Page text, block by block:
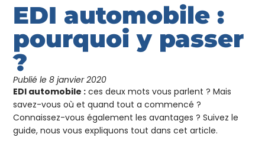
EDI automobile :
pourquoi y passer
?
Publié le 8 janvier 2020
EDI automobile : ces deux mots vous parlent ? Mais
savez-vous où et quand tout a commencé ?
Connaissez-vous également les avantages ? Suivez le
guide, nous vous expliquons tout dans cet article.